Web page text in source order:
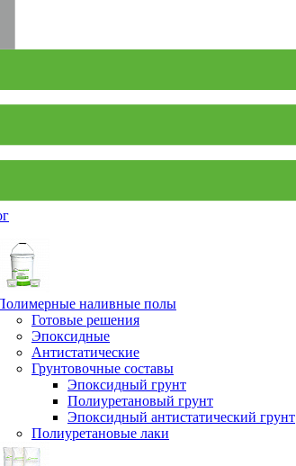
наливные полы
Готовые решения
Эпоксидные
Антистатические
Грунтовочные составы
Эпоксидный грунт
Полиуретановый грунт
Эпоксидный антистатический грунт
Полиуретановые лаки